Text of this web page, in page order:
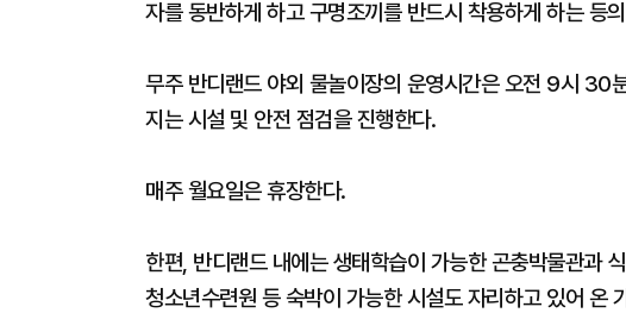
자를 동반하게 하고 구명조끼를 반드시 착용하게 하는 등
무주 반디랜드 야외 물놀이장의 운영시간은 오전 9시 30
지는 시설 및 안전 점검을 진행한다.
매주 월요일은 휴장한다.
한편, 반디랜드 내에는 생태학습이 가능한 곤충박물관과
청소년수련원 등 숙박이 가능한 시설도 자리하고 있어 온